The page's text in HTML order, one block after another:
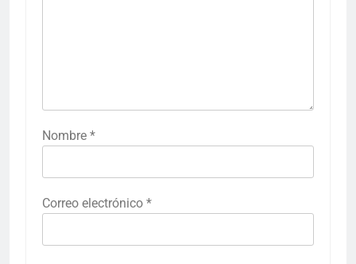
Nombre *
Correo electrónico *